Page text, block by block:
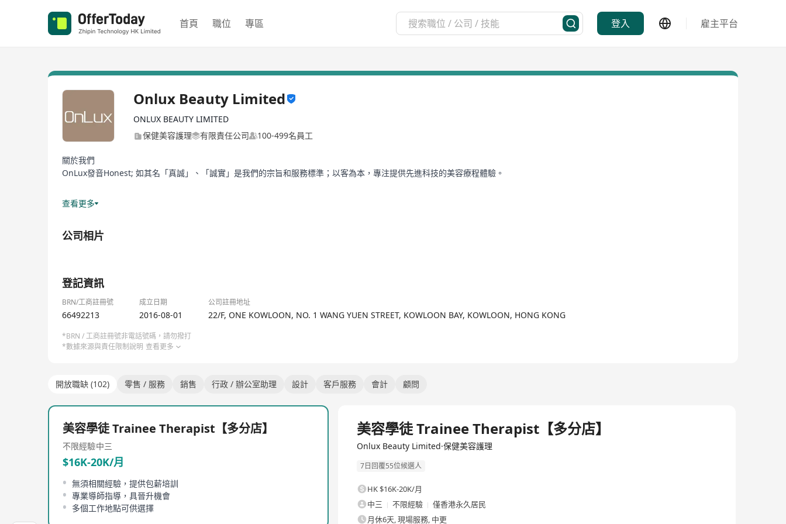
首頁 職位 專區 登入 雇主平台
Onlux Beauty Limited
ONLUX BEAUTY LIMITED
保健美容護理
有限責任公司 100-499名員工
關於我們
OnLux發音Honest; 如其名「真誠」、「誠實」是我們的宗旨和服務標準；以客為本，專注提供先進科技的美容療程體驗。
我們深信內外兼修的「美麗」哲學，由內在出發：復修、重整、平衡、進化，讓外在感受得到、看得見、觸摸到。
查看更多
公司相片
登記資訊
BRN/工商註冊號 成立日期 公司註冊地址
66492213 2016-08-01 22/F, ONE KOWLOON, NO. 1 WANG YUEN STREET, KOWLOON BAY, KOWLOON, HONG KONG
*BRN / 工商註冊號非電話號碼，請勿撥打
*數據來源與責任限制說明 查看更多
開放職缺 (102) 零售 / 服務 銷售 行政 / 辦公室助理 設計 客戶服務 會計 顧問
美容學徒 Trainee Therapist【多分店】
不限經驗中三
$16K-20K/月
無須相關經驗，提供包薪培訓
專業導師指導，具晉升機會
多個工作地點可供選擇
美容學徒 Trainee Therapist【多分店】
Onlux Beauty Limited·保健美容護理
7日回覆55位候選人
HK $16K-20K/月
中三
不限經驗
僅香港永久居民
月休6天, 現場服務, 中更